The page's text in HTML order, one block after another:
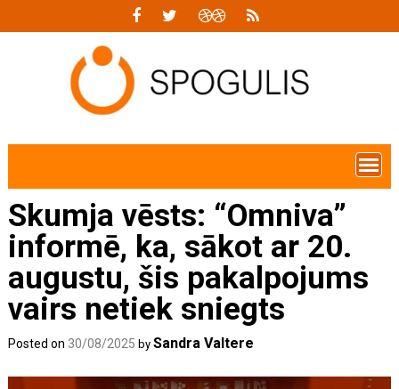
Skumja vēsts: “Omniva”
informē, ka, sākot ar 20.
augustu, šis pakalpojums
vairs netiek sniegts
Posted on 30/08/2025 bySandra Valtere